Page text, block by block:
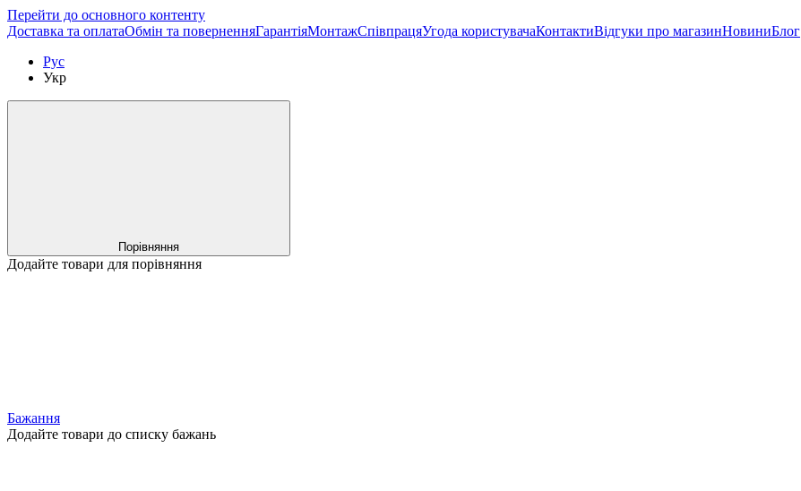
Перейти до основного контенту
Доставка та оплатаОбмін та поверненняГарантіяМонтажСпівпрацяУгода користувачаКонтактиВідгуки про магазинНовиниБлог
Рус
Укр
Порівняння
Додайте товари для порівняння
Бажання
Додайте товари до списку бажань